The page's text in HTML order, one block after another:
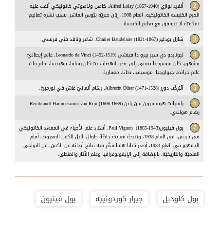
2
ألفرد لوازي Alfred Loisy (1857-1940)، كاهن ولاهوتي كاثوليكي ألقت عليه
الحرم الكنيسة الكاثوليكية، العام 1908، إبّان حبريّة بيّوس العاشر، بسبب نشره تعاليم
تقدّميّة لا تتوافق مع تعليم الكنيسة.
3 شارل بودلير Charles Baudelaire (1821-1867)، شاعر وناقد فني فرنسي.
4
ليوناردو دي سير بيرو دا فينشي Leonardo da Vinci (1452-1519)، عالم إيطاليّ
مشهور، كان موسوعياً ينتمي إلى عصر النهضة حيث كان رساماً، مهندساً، عالم نبات،
عالم خرائط، جيولوجياً، موسيقياً، نحاتاً، معمارياً.
5 آلْبْرِخْت دورِر Albrecht Dürer (1471-1528)، رسّام ألمانيّ عاش في نورمبرغ.
6
رامبرانت هرمنسزون فان راين Rembrandt Harmenszoon van Rijn (1606-1669)،
رسّام هولندي.
7
بول فينيونPaul Vignon (1865-1943)، أستاذ علم الأحياء في المعهد الكاثوليكي
في باريس. في العام 1938، ونتيجة معاينة خاصّة طوال الليل للكفن المعروض أمام
الجمهور في العام 1933، أَصدر كتابًا هامًا قَدَّم فيه نتائج أبحاثه عن الكفن، من النواحي
العلميّة والتاريخيّة، بالإضافة إلى الإيقونوغرافيا وعلم الآثار والمنطق.
بول كلوديل جيرار كوردونييه بول فينيون